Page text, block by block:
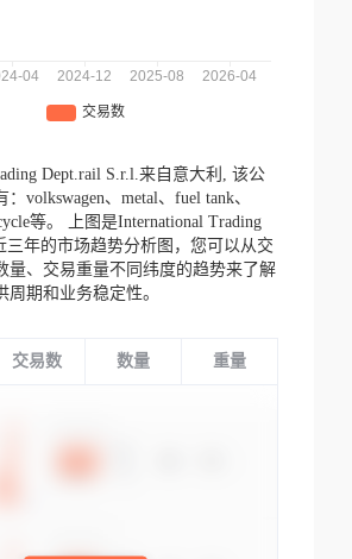
Dept.rail S.r.l.来自意大利, 该公
volkswagen、metal、fuel tank、
等。
上图是International Trading
三年的市场趋势分析图，您可以从交
量、交易重量不同纬度的趋势来了解
周期和业务稳定性。
交易数 数量 重量